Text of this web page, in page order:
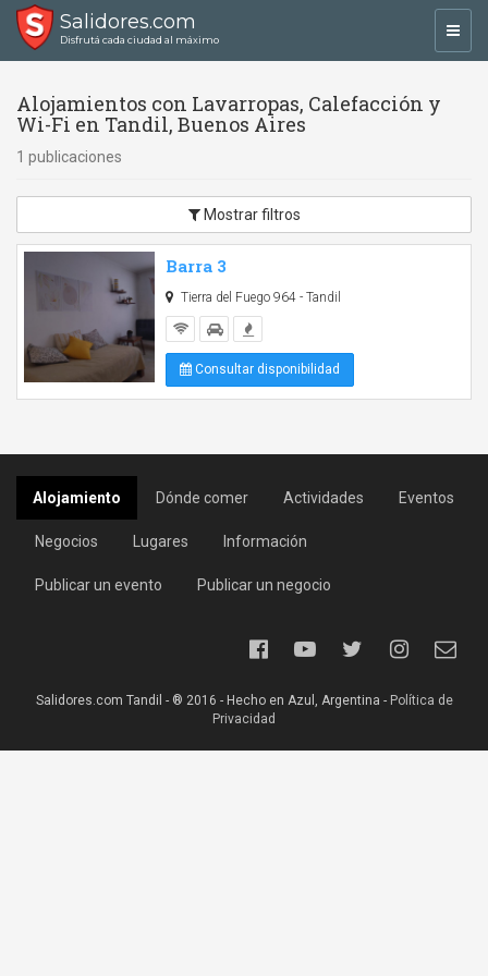
Salidores.com
Disfrutá cada ciudad al máximo
Alojamientos con Lavarropas, Calefacción y
Wi-Fi en Tandil, Buenos Aires
1 publicaciones
Mostrar filtros
Barra 3
Tierra del Fuego 964 - Tandil
Consultar disponibilidad
Alojamiento Dónde comer Actividades Eventos
Negocios Lugares Información
Publicar un evento Publicar un negocio
Salidores.com Tandil - ® 2016 - Hecho en Azul, Argentina - Política de
Privacidad